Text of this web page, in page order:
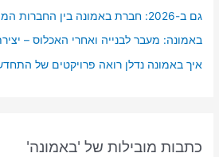
גם ב-2026: חברת באמונה בין החברות המובילות בענף הנדל״ן
באמונה: מעבר לבנייה ואחרי האכלוס –
איך באמונה נדלן רואה פרויקטים של
כתבות מובילות של 'באמונה'